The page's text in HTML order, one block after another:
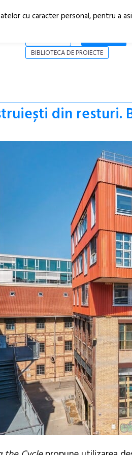
ARTICOLE
BIBLIOTECA DE PROIECTE
din resturi.
cu caracter personal, pentru a